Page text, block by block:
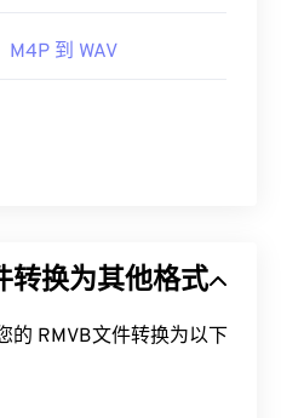
M4P 到 WAV
转换为其他格式
的 RMVB文件转换为以下